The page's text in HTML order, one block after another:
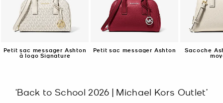
Petit sac messager Ashton
à logo Signature
Petit sac messager Ashton Sacoche
‘Back to School 2026 | Michael Kors Outlet’